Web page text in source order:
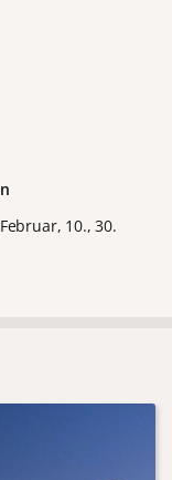
10., 30.